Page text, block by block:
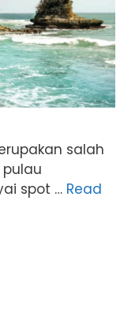
salah
spot … Read